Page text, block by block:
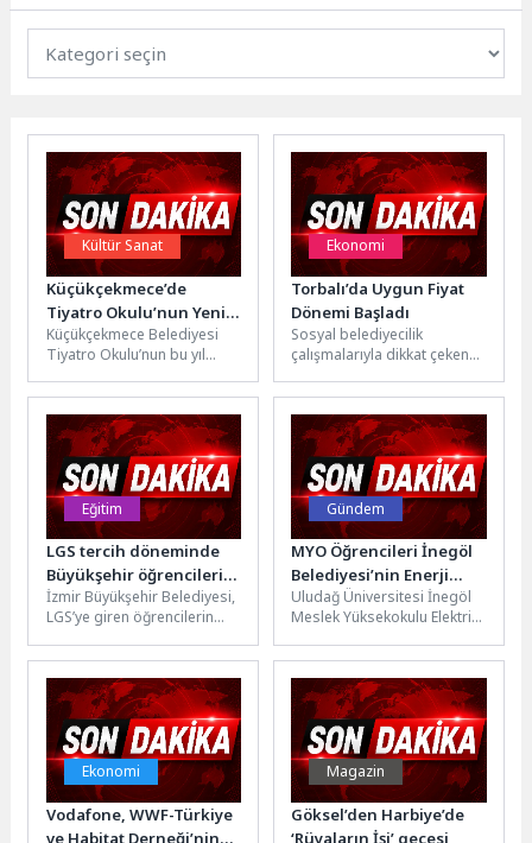
Kültür Sanat
Küçükçekmece’de
Tiyatro Okulu’nun Yeni
Mezunlarından Dünya
Prömiyeri: “İnsanüstü”
Küçükçekmece Belediyesi
Tiyatro Okulu’nun bu yıl
yedi aylık yoğun eğitimin
ardından...
Ekonomi
Torbalı’da Uygun Fiyat
Dönemi Başladı
Sosyal belediyecilik
çalışmalarıyla dikkat çeken
odaklı hizmetlerine bir
yenisini daha ekledi. Uygun...
Eğitim
LGS tercih döneminde
Büyükşehir öğrencilerin
yanında
İzmir Büyükşehir Belediyesi,
LGS’ye giren öğrencilerin
için ücretsiz rehberlik
desteği sağlayacak. Sınav...
Gündem
MYO Öğrencileri İnegöl
Belediyesi’nin Enerji
Üssünü Yerinde İnceledi
Uludağ Üniversitesi İnegöl
Meslek Yüksekokulu Elektrik
Dağıtım Bölümü öğrencileri,
İnegöl Belediyesi...
Ekonomi
Vodafone, WWF-Türkiye
ve Habitat Derneği’nin
Magazin
Göksel’den Harbiye’de
‘Rüyaların İşi’ gecesi